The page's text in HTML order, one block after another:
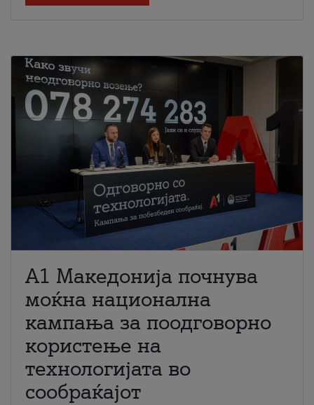
A1 Македонија почнува
моќна национална
кампања за поодговорно
користење на
технологијата во
сообраќајот